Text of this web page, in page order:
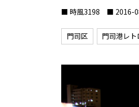
■ 時風3198 ■ 2016-
門司区 門司港レト